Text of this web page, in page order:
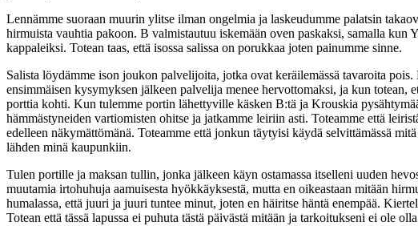
Lennämme suoraan muurin ylitse ilman ongelmia ja laskeudumme palatsin
hirmuista vauhtia pakoon. B valmistautuu iskemään oven paskaksi, samalla kun
kappaleiksi. Totean taas, että isossa salissa on porukkaa joten painumme sinne.
Salista löydämme ison joukon palvelijoita, jotka ovat keräilemässä tavaroita
ensimmäisen kysymyksen jälkeen palvelija menee hervottomaksi, ja kun totean,
porttia kohti. Kun tulemme portin lähettyville käsken B:tä ja Krouskia
hämmästyneiden vartiomisten ohitse ja jatkamme leiriin asti. Toteamme että
edelleen näkymättömänä. Toteamme että jonkun täytyisi käydä selvittämässä
lähden minä kaupunkiin.
Tulen portille ja maksan tullin, jonka jälkeen käyn ostamassa itselleni uuden
muutamia irtohuhuja aamuisesta hyökkäyksestä, mutta en oikeastaan mitään
humalassa, että juuri ja juuri tuntee minut, joten en häiritse häntä enempää.
Totean että tässä lapussa ei puhuta tästä päivästä mitään ja tarkoitukseni ei ole